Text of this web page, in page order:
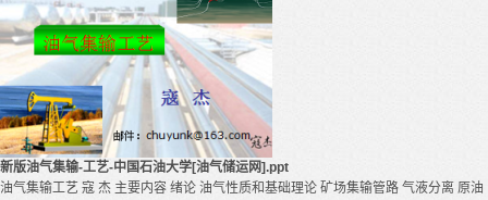
新版油气集输-工艺-中国石油大学[油气储运网].ppt
油气集输工艺 寇 杰 主要内容 绪论 油气性质和基础理论 矿场集输管路 气液分离 原油